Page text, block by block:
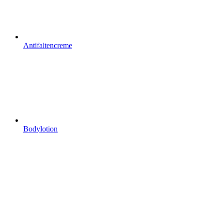
Antifaltencreme
Bodylotion